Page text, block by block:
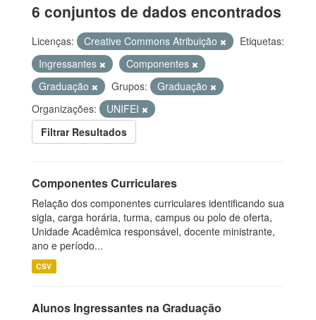
6 conjuntos de dados encontrados
Licenças: Creative Commons Atribuição
Etiquetas:
Ingressantes
Componentes
Graduação
Grupos:
Graduação
Organizações:
UNIFEI
Filtrar Resultados
Componentes Curriculares
Relação dos componentes curriculares identificando sua
sigla, carga horária, turma, campus ou polo de oferta,
Unidade Acadêmica responsável, docente ministrante,
ano e período...
CSV
Alunos Ingressantes na Graduação